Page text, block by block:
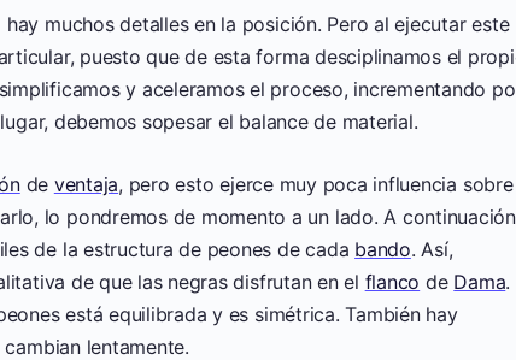
muchos detalles en la posición. Pero al ejecutar este
puesto que de esta forma desciplinamos el
y aceleramos el proceso, incrementando
debemos sopesar el balance de material.
de ventaja, pero esto ejerce muy poca influencia
lo pondremos de momento a un lado. A continuación
de la estructura de peones de cada bando. Así,
de que las negras disfrutan en el flanco de Dama.
está equilibrada y es simétrica. También hay
lentamente.